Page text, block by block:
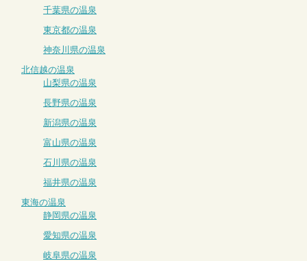
千葉県の温泉
東京都の温泉
神奈川県の温泉
北信越の温泉
山梨県の温泉
長野県の温泉
新潟県の温泉
富山県の温泉
石川県の温泉
福井県の温泉
東海の温泉
静岡県の温泉
愛知県の温泉
岐阜県の温泉